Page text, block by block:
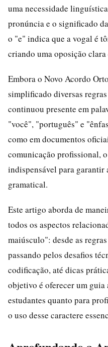
uma necessidade
pronúncia e o significado
o "e" indica que a vogal é
criando uma oposição
Embora o Novo Acordo
simplificado diversas
continuou presente em
"você", "português" e
como em documentos
comunicação profissional,
indispensável para garantir
gramatical.
Este artigo aborda de
todos os aspectos
maiúsculo": desde as
passando pelos desafios
codificação, até dicas
objetivo é oferecer um
estudantes quanto para
o uso desse caractere